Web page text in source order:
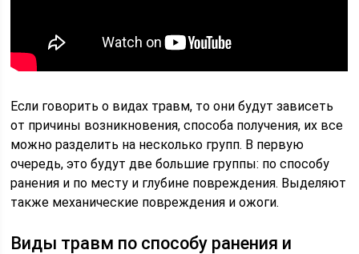
Если говорить о видах травм, то они будут зависеть
от причины возникновения, способа получения, их все
можно разделить на несколько групп. В первую
очередь, это будут две большие группы: по способу
ранения и по месту и глубине повреждения. Выделяют
также механические повреждения и ожоги.
Виды травм по способу ранения и